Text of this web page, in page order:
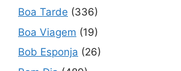
Boa Tarde (336)
Boa Viagem (19)
Bob Esponja (26)